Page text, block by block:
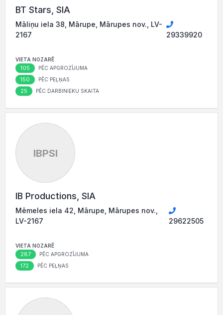
BT Stars, SIA
Māliņu iela 38, Mārupe, Mārupes nov., LV-
2167
29339920
VIETA NOZARĒ
105 PĒC APGROZĪJUMA
150 PĒC PEĻŅAS
25 PĒC DARBINIEKU SKAITA
IBPSI
IB Productions, SIA
Mēmeles iela 42, Mārupe, Mārupes nov.,
LV-2167
29622505
VIETA NOZARĒ
287 PĒC APGROZĪJUMA
172 PĒC PEĻŅAS